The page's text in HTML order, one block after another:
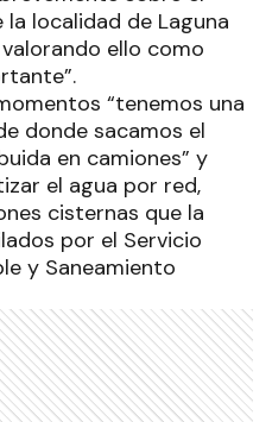
localidad de Laguna
ello como
“tenemos una
donde sacamos el
en camiones” y
el agua por red,
cisternas que la
por el Servicio
y Saneamiento